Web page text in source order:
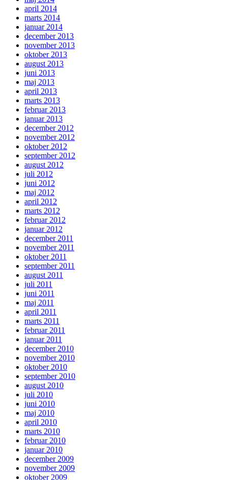
april 2014
marts 2014
januar 2014
december 2013
november 2013
oktober 2013
august 2013
juni 2013
maj 2013
april 2013
marts 2013
februar 2013
januar 2013
december 2012
november 2012
oktober 2012
september 2012
august 2012
juli 2012
juni 2012
maj 2012
april 2012
marts 2012
februar 2012
januar 2012
december 2011
november 2011
oktober 2011
september 2011
august 2011
juli 2011
juni 2011
maj 2011
april 2011
marts 2011
februar 2011
januar 2011
december 2010
november 2010
oktober 2010
september 2010
august 2010
juli 2010
juni 2010
maj 2010
april 2010
marts 2010
februar 2010
januar 2010
december 2009
november 2009
oktober 2009